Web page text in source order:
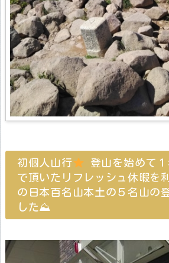
初個人山行
登山を始めて
で頂いたリフレッシュ休暇を
の日本百名山本土の５名山の
した⛰